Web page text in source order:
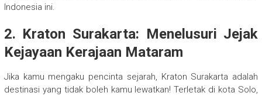
Indonesia ini.
2. Kraton Surakarta: Menelusuri Jejak
Kejayaan Kerajaan Mataram
Jika kamu mengaku pencinta sejarah, Kraton Surakarta adalah
destinasi yang tidak boleh kamu lewatkan! Terletak di kota Solo,